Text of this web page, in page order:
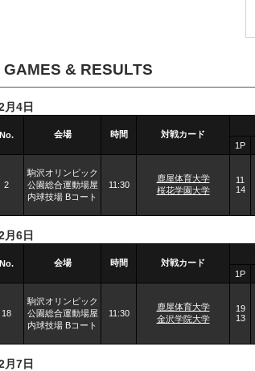
GAMES & RESULTS
月4日
No. 会場 時間 対戦カード
1P
2
駒沢オリンピック
公園総合運動場屋
内球技場 Bコート
11:30
鹿屋体育大学
桜花学園大学
11
14
月6日
No. 会場 時間 対戦カード
1P
18
駒沢オリンピック
公園総合運動場屋
内球技場 Bコート
11:30
鹿屋体育大学
金沢学院大学
19
13
月7日